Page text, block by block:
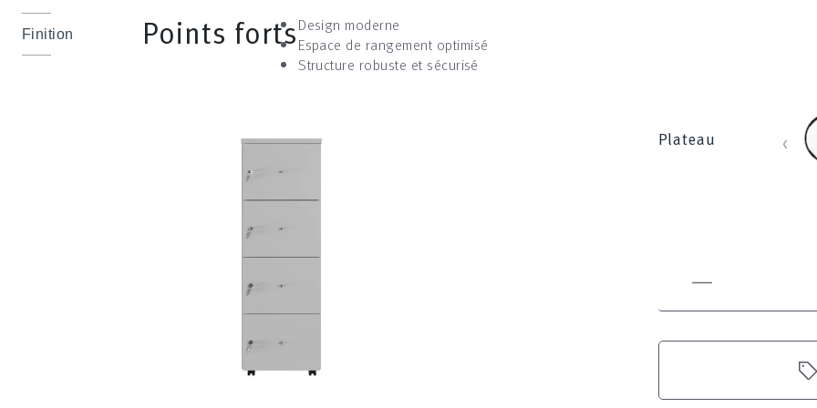
Finition Points fortsDesign moderne
Espace de rangement optimisé
Structure robuste et sécurisé
Plateau ‹